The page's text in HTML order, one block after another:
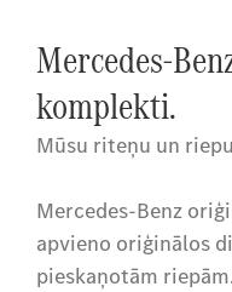
Mercedes-
komplekti.
Mūsu riteņu un
Mercedes-Benz
apvieno oriģinālos
pieskaņotām